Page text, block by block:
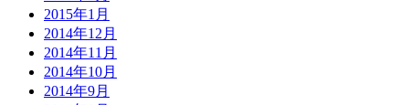
2015年1月
2014年12月
2014年11月
2014年10月
2014年9月